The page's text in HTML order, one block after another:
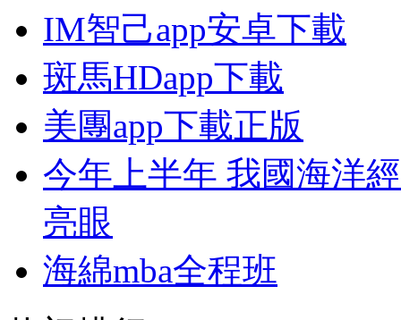
IM智己app安卓下載
斑馬HDapp下載
美團app下載正版
今年上半年 我國海洋
亮眼
海綿mba全程班